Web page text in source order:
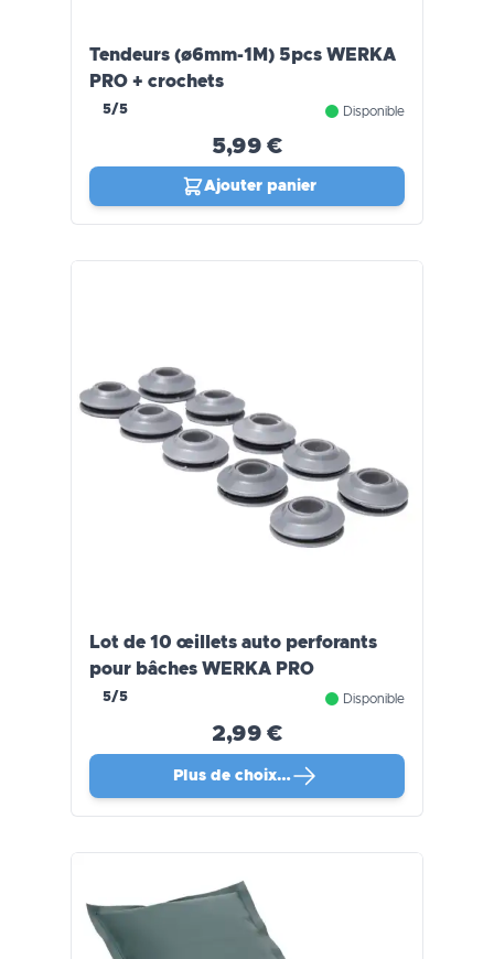
Tendeurs (ø6mm-1M) 5pcs WERKA
PRO + crochets
5/5 Disponible
5,99 €
Ajouter panier
Lot de 10 œillets auto perforants
pour bâches WERKA PRO
5/5 Disponible
2,99 €
Plus de choix…